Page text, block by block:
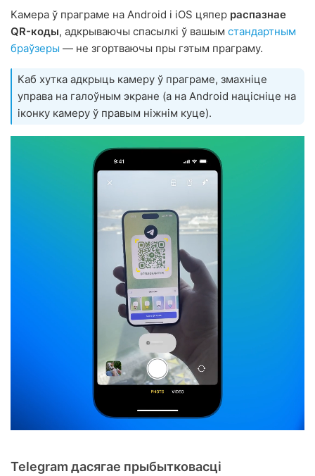
Камера ў праграме на Android і iOS цяпер распазнае
QR-коды, адкрываючы спасылкі ў вашым стандартным
браўзеры — не згортваючы пры гэтым праграму.
Каб хутка адкрыць камеру ў праграме, змахніце
управа на галоўным экране (а на Android націсніце на
іконку камеру ў правым ніжнім куце).
Telegram дасягае прыбытковасці